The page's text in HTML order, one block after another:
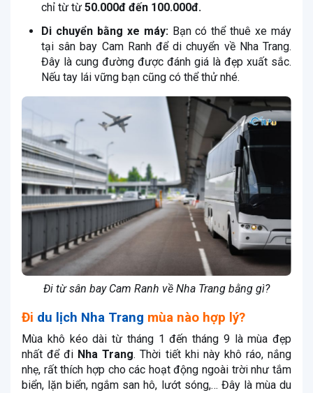
chỉ từ từ 50.000đ đến 100.000đ.
Di chuyển bằng xe máy:Bạn có thể thuê xe máy
tại sân bay Cam Ranh để di chuyển về Nha Trang.
Đây là cung đường được đánh giá là đẹp xuất sắc.
Nếu tay lái vững bạn cũng có thể thử nhé.
Đi từ sân bay Cam Ranh về Nha Trang bằng gì?
Đi du lịch Nha Trang mùa nào hợp lý?
Mùa khô kéo dài từ tháng 1 đến tháng 9 là mùa đẹp
nhất để đi Nha Trang. Thời tiết khi này khô ráo, nắng
nhẹ, rất thích hợp cho các hoạt động ngoài trời như tắm
biển, lặn biển, ngắm san hô, lướt sóng,… Đây là mùa du